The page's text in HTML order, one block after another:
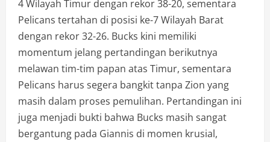
4 Wilayah Timur dengan rekor 38-20, sementara
Pelicans tertahan di posisi ke-7 Wilayah Barat
dengan rekor 32-26. Bucks kini memiliki
momentum jelang pertandingan berikutnya
melawan tim-tim papan atas Timur, sementara
Pelicans harus segera bangkit tanpa Zion yang
masih dalam proses pemulihan. Pertandingan ini
juga menjadi bukti bahwa Bucks masih sangat
bergantung pada Giannis di momen krusial,